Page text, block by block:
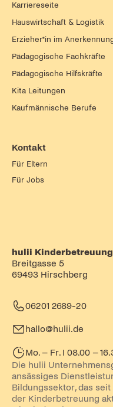
Karriereseite
Hauswirtschaft & Logistik
Erzieher*in im
Pädagogische Fachkräfte
Pädagogische Hilfskräfte
Kita Leitungen
Kaufmännische Berufe
Kontakt
Für Eltern
Für Jobs
hulii Kinderbetreuung
Breitgasse 5
69493 Hirschberg
06201 2689-20
hallo@hulii.de
Mo. – Fr. I 08.00 –
Die hulii
ansässiges
Bildungssektor, das
der Kinderbetreuung